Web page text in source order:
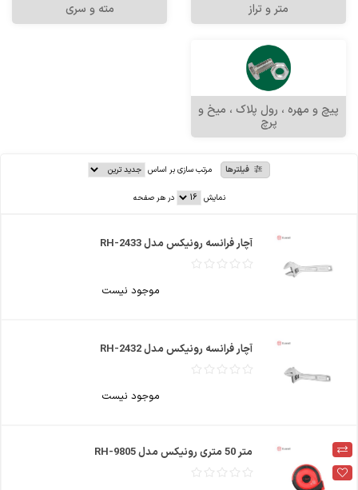
متر و تراز مته و سری
پیچ و مهره ، رول پلاک ، میخ و
پرچ
فیلترها مرتب سازی بر اساس
نمایش در هر صفحه
آچار فرانسه رونیکس مدل RH-2433
موجود نیست
آچار فرانسه رونیکس مدل RH-2432
موجود نیست
متر 50 متری رونیکس مدل RH-9805